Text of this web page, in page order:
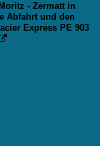
- Zermatt in
Abfahrt und den
Express PE 903
